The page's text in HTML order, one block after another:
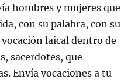
hombres y mujeres que
con su palabra, con su
laical dentro de
sacerdotes, que
Envía vocaciones a tu